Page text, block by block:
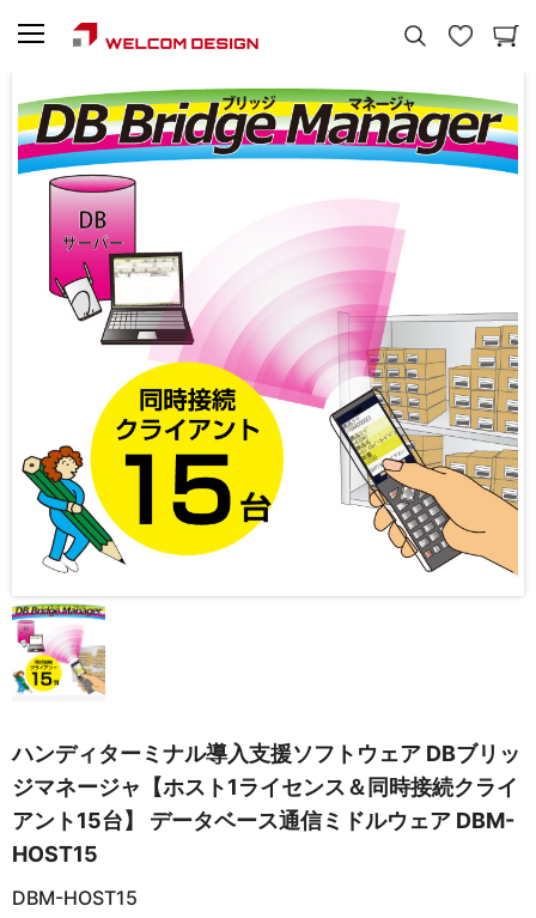
ハンディターミナル導入支援ソフトウェア DBブリッ
ジマネージャ【ホスト1ライセンス＆同時接続クライ
アント15台】 データベース通信ミドルウェア DBM-
HOST15
DBM-HOST15